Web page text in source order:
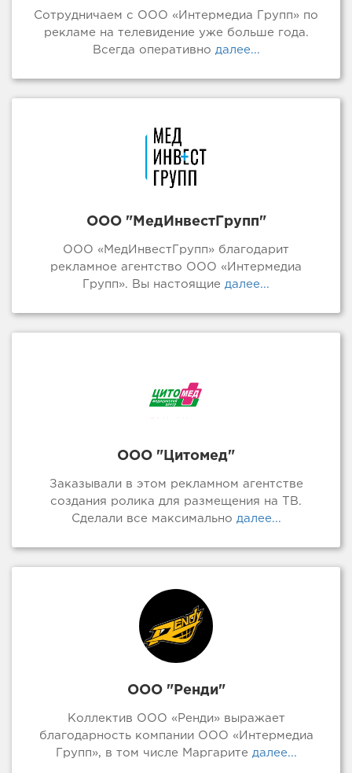
Сотрудничаем с ООО «Интермедиа Групп» по
рекламе на телевидение уже больше года.
Всегда оперативно далее...
ООО "МедИнвестГрупп"
ООО «МедИнвестГрупп» благодарит
рекламное агентство ООО «Интермедиа
Групп». Вы настоящие далее...
ООО "Цитомед"
Заказывали в этом рекламном агентстве
создания ролика для размещения на ТВ.
Сделали все максимально далее...
ООО "Ренди"
Коллектив ООО «Ренди» выражает
благодарность компании ООО «Интермедиа
Групп», в том числе Маргарите далее...